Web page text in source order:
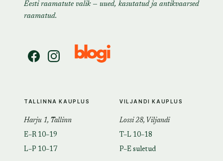
Eesti raamatute valik — uued, kasutatud ja antikvaarsed
raamatud.
TALLINNA KAUPLUS
Harju 1, Tallinn
E–R 10–19
L–P 10–17
VILJANDI KAUPLUS
Lossi 28, Viljandi
T–L 10–18
P–E suletud